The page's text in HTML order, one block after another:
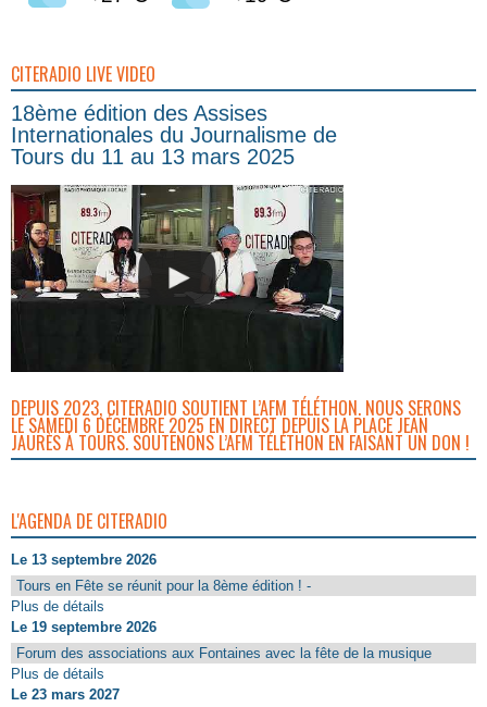
CITERADIO LIVE VIDEO
18ème édition des Assises
Internationales du Journalisme de
Tours du 11 au 13 mars 2025
DEPUIS 2023, CITERADIO SOUTIENT L’AFM TÉLÉTHON. NOUS SERONS
LE SAMEDI 6 DÉCEMBRE 2025 EN DIRECT DEPUIS LA PLACE JEAN
JAURÈS À TOURS. SOUTENONS L’AFM TÉLÉTHON EN FAISANT UN DON !
L'AGENDA DE CITERADIO
Le 13 septembre 2026
Tours en Fête se réunit pour la 8ème édition ! -
Plus de détails
Le 19 septembre 2026
Forum des associations aux Fontaines avec la fête de la musique
Plus de détails
Le 23 mars 2027